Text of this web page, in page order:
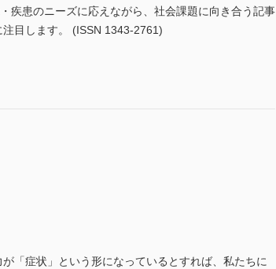
疾患のニーズに応えながら、社会課題に向き合う記事
目します。 (ISSN 1343-2761)
「症状」という形になっているとすれば、私たちに